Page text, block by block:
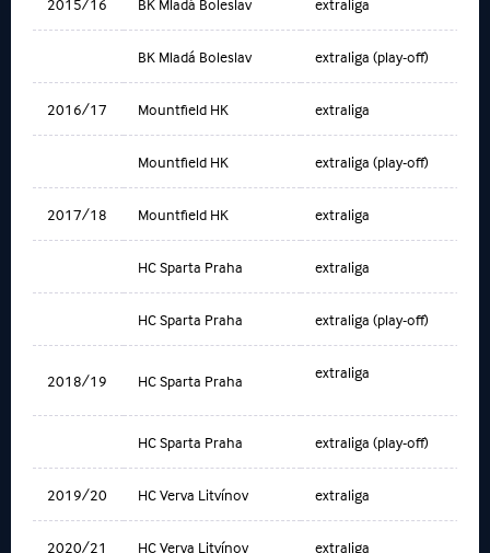
2015/16 BK Mladá Boleslav extraliga
BK Mladá Boleslav extraliga (play-off)
2016/17 Mountfield HK extraliga
Mountfield HK extraliga (play-off)
2017/18 Mountfield HK extraliga
HC Sparta Praha extraliga
HC Sparta Praha extraliga (play-off)
2018/19 HC Sparta Praha extraliga
HC Sparta Praha extraliga (play-off)
2019/20 HC Verva Litvínov extraliga
2020/21 HC Verva Litvínov extraliga